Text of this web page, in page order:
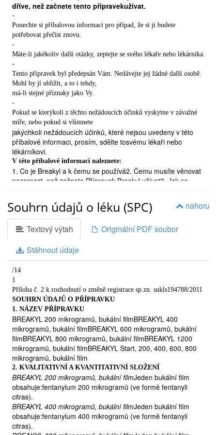
dříve, než začnete tento přípravekužívat.
-
Ponechte si příbalovou informaci pro případ, že si ji budete
potřebovat přečíst znovu.
-
Máte-li jakékoliv další otázky, zeptejte se svého lékaře nebo lékárníka.
-
Tento přípravek byl předepsán Vám. Nedávejte jej žádné další osobě.
Mohl by jí ublížit, a to i tehdy,
má-li stejné příznaky jako Vy.
-
Pokud se kterýkoli z těchto nežádoucích účinků vyskytne v závažné
míře, nebo pokud si všimnete
jakýchkoli nežádoucích účinků, které nejsou uvedeny v této
příbalové informaci, prosím, sdělte tosvému lékaři nebo
lékárníkovi.
V této příbalové informaci naleznete:
1. Co je Breakyl a k čemu se používá2. Čemu musíte věnovat
pozornost, než začnete Přípravek Breakyl užívat3. Jak se
Breakyl uchovávat6. Další informace
1. CO JE BREAKYL A K ČEMU SE POUŽÍVÁ
Léčivá látka fentanyl je silným léčivem proti bolesti nazývaným
opioid. Breakyl se používá k léčbě průlomové bolesti u
dospělých pacientů s nádorovým onemocněním. Průlomová
bolest je náhlý záchvat bolesti. Může se objevit navzdory tomu,
že jste užil/a své obvyklé opioidní léky proti bolesti.
Přípravek Breakyl může být použit pouze v případě, že již
užíváte k léčbě chronické nádorové bolestipravidelně, nejméně
po dobu jednoho týdne, opioidní léky jako morfin, oxykodon
nebo fentanyl v náplastech a jste na tuto léčbu zvyklý/á.
2. ČEMU MUSÍTE VĚNOVAT POZORNOST, NEŽ ZAČNETE
PŘÍPRAVEK BREAKYL UŽÍVAT
Nepoužívejte přípravek Breakyl:

jestliže jste přecitlivělý(á) (alergický/á) na fentanyl nebo na
kteroukoliv další složku přípravku
Breakyl (úplný seznam pomocných látek viz bod 6 „Další
informace“ na konci této příbalové informace),
jestliže v současné době užíváte inhibitory monoaminooxidázy
(MAO) (používané k léčbě deprese)
nebo jste je užíval/a v minulých dvou týdnech,

jestliže trpíte závažnými dýchacími problémy nebo závažným
nahoru
Souhrn údajů o léku (SPC)
Textový výtah
Originální PDF soubor
Stáhnout údaje
/14
1
Příloha č. 2 k rozhodnutí o změně registrace sp.zn. sukls194788/2011
SOUHRN ÚDAJŮ O PŘÍPRAVKU
1. NÁZEV PŘÍPRAVKU
BREAKYL 200 mikrogramů, bukální filmBREAKYL 400
mikrogramů, bukální filmBREAKYL 600 mikrogramů, bukální
filmBREAKYL 800 mikrogramů, bukální filmBREAKYL 1200
mikrogramů, bukální filmBREAKYL Start, 200, 400, 600, 800
mikrogramů, bukální film
2. KVALITATIVNÍ A KVANTITATIVNÍ SLOŽENÍ
BREAKYL 200 mikrogramů, bukální filmJeden bukální film
obsahuje:fentanylum 200 mikrogramů (ve formě fentanyli
citras).
BREAKYL 400 mikrogramů, bukální filmJeden bukální film
obsahuje:fentanylum 400 mikrogramů (ve formě fentanyli
citras).